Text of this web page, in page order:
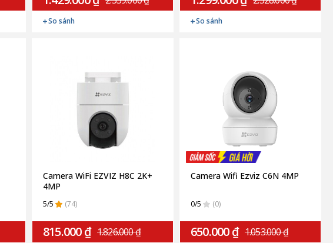
So sánh So sánh
Camera WiFi EZVIZ H8C 2K+
4MP
5/5 (74)
815.000 ₫ 1.826.000 ₫
Camera Wifi Ezviz C6N 4MP
0/5 (0)
650.000 ₫ 1.053.000 ₫